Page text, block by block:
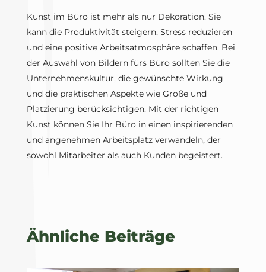
Kunst im Büro ist mehr als nur Dekoration. Sie
kann die Produktivität steigern, Stress reduzieren
und eine positive Arbeitsatmosphäre schaffen. Bei
der Auswahl von Bildern fürs Büro sollten Sie die
Unternehmenskultur, die gewünschte Wirkung
und die praktischen Aspekte wie Größe und
Platzierung berücksichtigen. Mit der richtigen
Kunst können Sie Ihr Büro in einen inspirierenden
und angenehmen Arbeitsplatz verwandeln, der
sowohl Mitarbeiter als auch Kunden begeistert.
Ähnliche Beiträge